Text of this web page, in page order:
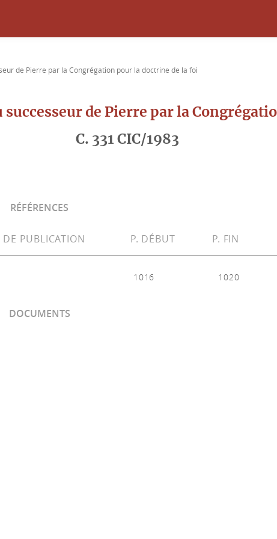
de Pierre par la Congrégation pour la doctrine de la foi
de Pierre par la
C. 331 CIC/1983
RÉFÉRENCES
PUBLICATION P. DÉBUT P. FIN
1016 1020
DOCUMENTS